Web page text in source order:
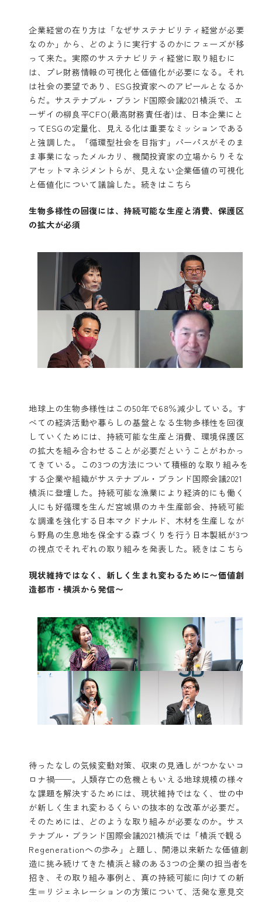
企業経営の在り方は「なぜサステナビリティ経営が必要
なのか」から、どのように実行するのかにフェーズが移
って来た。実際のサステナビリティ経営に取り組むに
は、プレ財務情報の可視化と価値化が必要になる。それ
は社会の要望であり、ESG投資家へのアピールとなるか
らだ。サステナブル・ブランド国際会議2021横浜で、エ
ーザイの柳良平CFO(最高財務責任者)は、日本企業にと
ってESGの定量化、見える化は重要なミッションである
と強調した。「循環型社会を目指す」パーパスがそのま
ま事業になったメルカリ、機関投資家の立場からりそな
アセットマネジメントらが、見えない企業価値の可視化
と価値化について議論した。 続きはこちら
生物多様性の回復には、持続可能な生産と消費、保護区
の拡大が必須
地球上の生物多様性はこの50年で68％減少している。す
べての経済活動や暮らしの基盤となる生物多様性を回復
していくためには、持続可能な生産と消費、環境保護区
の拡大を組み合わせることが必要だということがわかっ
てきている。この3つの方法について積極的な取り組みを
する企業や組織がサステナブル・ブランド国際会議2021
横浜に登壇した。持続可能な漁業により経済的にも働く
人にも好循環を生んだ宮城県のカキ生産部会、持続可能
な調達を強化する日本マクドナルド、木材を生産しなが
ら野鳥の生息地を保全する森づくりを行う日本製紙が3つ
の視点でそれぞれの取り組みを発表した。 続きはこちら
現状維持ではなく、新しく生まれ変わるために〜価値創
造都市・横浜から発信〜
待ったなしの気候変動対策、収束の見通しがつかないコ
ロナ禍──。人類存亡の危機ともいえる地球規模の様々
な課題を解決するためには、現状維持ではなく、世の中
が新しく生まれ変わるくらいの抜本的な改革が必要だ。
そのためには、どのような取り組みが必要なのか。サス
テナブル・ブランド国際会議2021横浜では「横浜で観る
Regenerationへの歩み」と題し、開港以来新たな価値創
造に挑み続けてきた横浜と縁のある3つの企業の担当者を
招き、その取り組み事例と、真の持続可能に向けての新
生＝リジェネレーションの方策について、活発な意見交